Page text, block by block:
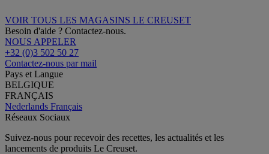
VOIR TOUS LES MAGASINS LE CREUSET
Besoin d'aide ? Contactez-nous.
NOUS APPELER
+32 (0)3 502 50 27
Contactez-nous par mail
Pays et Langue
BELGIQUE
FRANÇAIS
Nederlands Français
Réseaux Sociaux
Suivez-nous pour recevoir des recettes, les actualités et les
lancements de produits Le Creuset.